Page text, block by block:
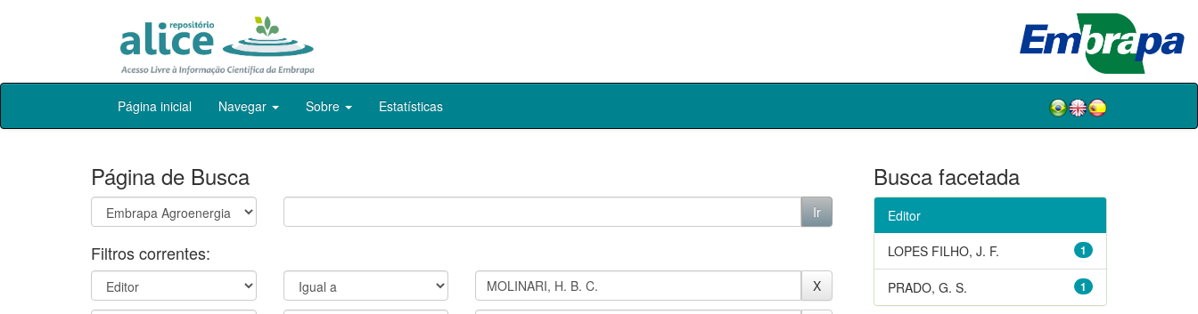
Skip
Página inicial Navegar Sobre Estatísticas
Página de Busca
Filtros correntes:
Busca facetada
Editor
1
LOPES FILHO, J. F.
1
PRADO, G. S.